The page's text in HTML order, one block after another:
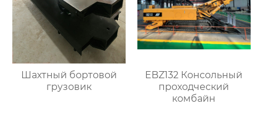
Шахтный бортовой
грузовик
EBZ132 Консольный
проходческий
комбайн